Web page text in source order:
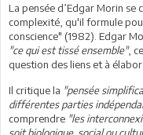
La pensée d’Edgar Morin
complexité, qu'il formule
conscience" (1982). Edgar
"ce qui est tissé ensemble",
question des liens et à
Il critique la "pensée
différentes parties
comprendre "les